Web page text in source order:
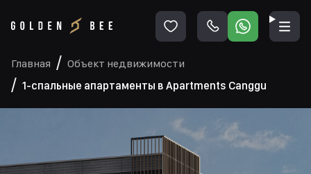
Главная
Объект недвижимости
1-спальные апартаменты в Apartments Canggu